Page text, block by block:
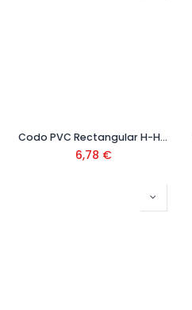
Codo PVC Rectangular H-H 87º Blanco
6,78 €